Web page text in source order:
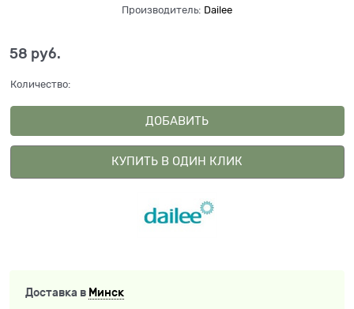
Производитель: Dailee
58 руб.
Количество:
ДОБАВИТЬ
КУПИТЬ В ОДИН КЛИК
Доставка в Минск